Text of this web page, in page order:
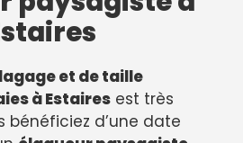
et de taille
à Estaires est très
bénéficiez d’une date